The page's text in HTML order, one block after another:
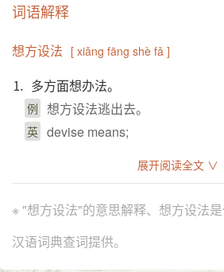
词语解释
想方设法 [ xiǎng fāng shè fǎ ]
⒈ 多方面想办法。
例 想方设法逃出去。
英 devise means;
⒈ 多方面想办法。
走，她都不会离开峡谷一步的。”
展开阅读全文 ∨
※ "想方设法"的意思解释、想方设法
汉语词典查词提供。